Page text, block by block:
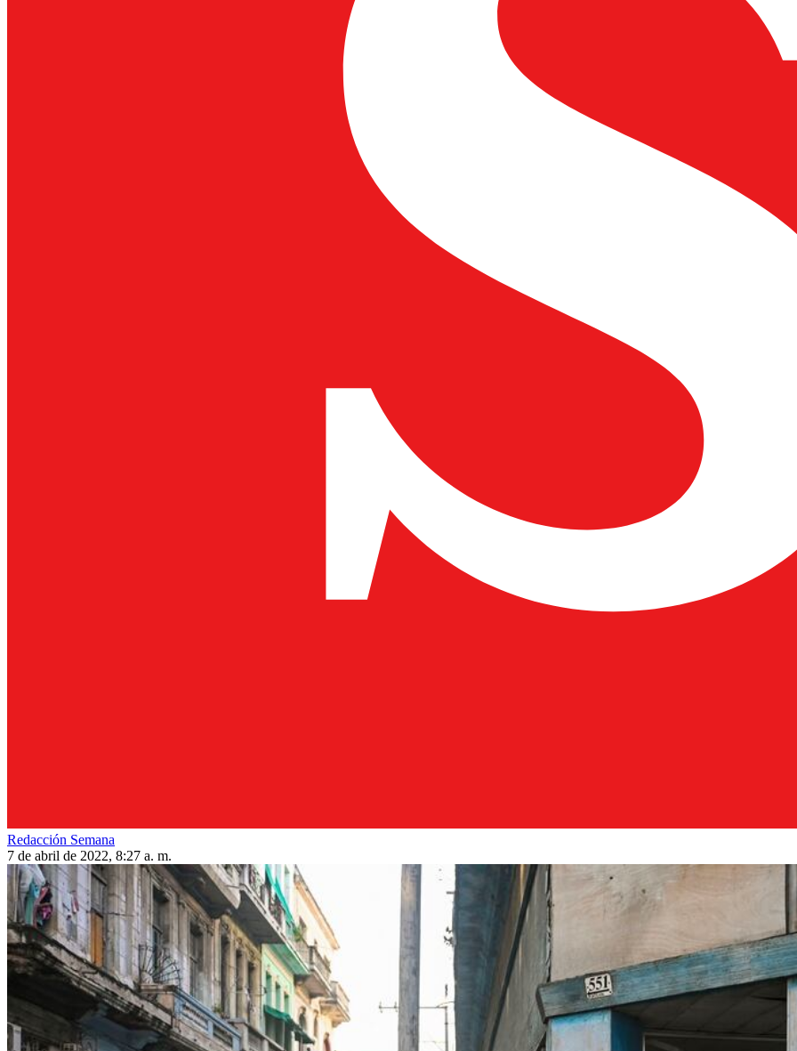
Redacción Semana
7 de abril de 2022, 8:27 a. m.